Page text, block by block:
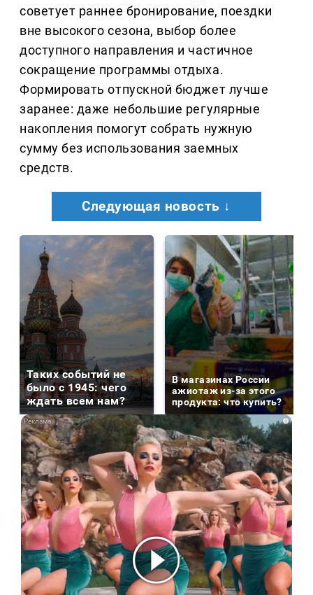
советует раннее бронирование, поездки
вне высокого сезона, выбор более
доступного направления и частичное
сокращение программы отдыха.
Формировать отпускной бюджет лучше
заранее: даже небольшие регулярные
накопления помогут собрать нужную
сумму без использования заемных
средств.
Следующая новость ↓
Таких событий не
было с 1945: чего
ждать всем нам?
В магазинах России
ажиотаж из-за этого
продукта: что купить?
i